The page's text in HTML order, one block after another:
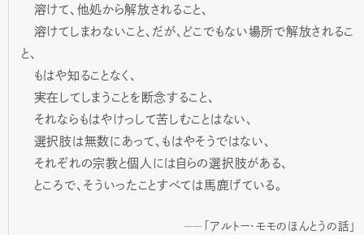
溶けて、他処から解放されること、
溶けてしまわないこと、だが、どこでもない場所で解放されるこ
と、
もはや知ることなく、
実在してしまうことを断念すること、
それならもはやけっして苦しむことはない、
選択肢は無数にあって、もはやそうではない、
それぞれの宗教と個人には自らの選択肢がある、
ところで、そういったことすべては馬鹿げている。
「アルトー・モモのほんとうの話」